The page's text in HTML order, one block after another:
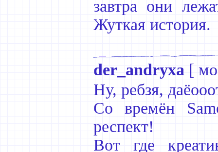
завтра они
Жуткая история.
der_andryxa [
Ну, ребзя,
Со времён
респект!
Вот где